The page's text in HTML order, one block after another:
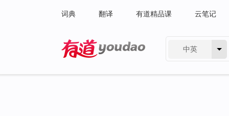
词典 翻译 有道精品课 云笔记
中英